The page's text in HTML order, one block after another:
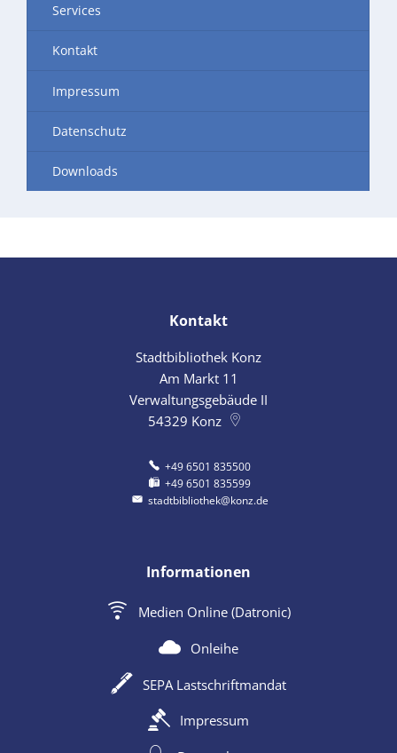
Services
Kontakt
Impressum
Datenschutz
Downloads
Kontakt
Stadtbibliothek Konz
Am Markt 11
Verwaltungsgebäude II
54329 Konz
+49 6501 835500
+49 6501 835599
stadtbibliothek@konz.de
Informationen
Medien Online (Datronic)
Onleihe
SEPA Lastschriftmandat
Impressum